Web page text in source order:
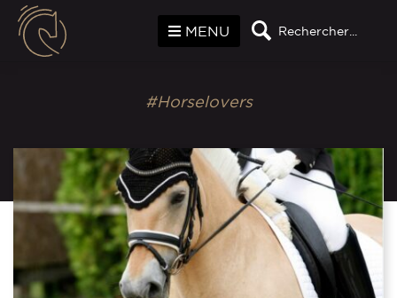
Rechercher...
MENU
#Horselovers
Panneau de gestion des cookies